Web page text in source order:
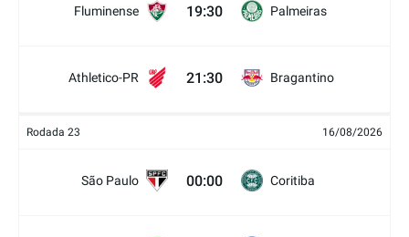
Fluminense 19:30 Palmeiras
Athletico-PR 21:30 Bragantino
Rodada 23 16/08/2026
São Paulo 00:00 Coritiba